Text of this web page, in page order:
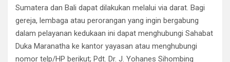
Sumatera dan Bali dapat dilakukan melalui via darat. Bagi
gereja, lembaga atau perorangan yang ingin bergabung
dalam pelayanan kedukaan ini dapat menghubungi Sahabat
Duka Maranatha ke kantor yayasan atau menghubungi
nomor telp/HP berikut; Pdt. Dr. J. Yohanes Sihombing